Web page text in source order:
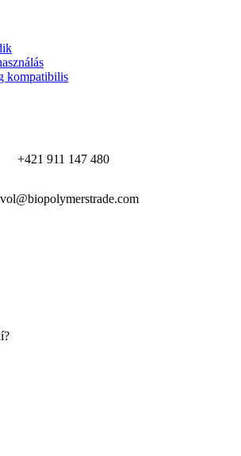
kompatibilis
+421 911 147 480